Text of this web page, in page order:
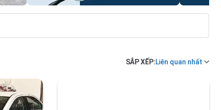
SẮP XẾP:Liên quan nhất